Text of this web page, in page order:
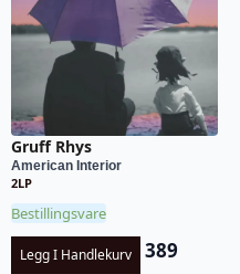
Gruff Rhys
American Interior
2LP
Bestillingsvare
Legg I Handlekurv 389